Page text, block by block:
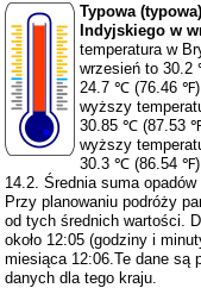
Typowa
Indyjskiego w
temperatura w
wrzesień to
24.7 ℃ (76.46
wyższy
30.85 ℃ (87.53
wyższy
30.3 ℃ (86.54
14.2. Średnia suma
Przy planowaniu podróży
od tych średnich wartości.
około 12:05 (godziny i
miesiąca 12:06.Te dane są
danych dla tego kraju.